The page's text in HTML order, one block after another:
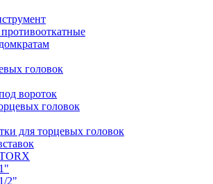
головок
вороток
головок
для торцевых головок
2"